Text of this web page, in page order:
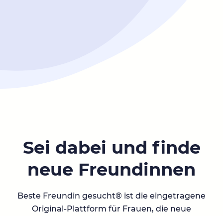
Sei dabei und finde
neue Freundinnen
Beste Freundin gesucht® ist die eingetragene
Original-Plattform für Frauen, die neue